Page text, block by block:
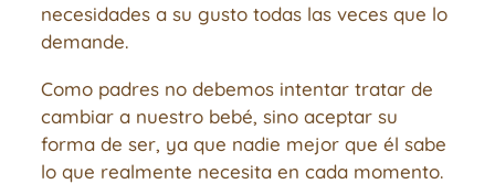
necesidades a su gusto todas las veces que lo
demande.
Como padres no debemos intentar tratar de
cambiar a nuestro bebé, sino aceptar su
forma de ser, ya que nadie mejor que él sabe
lo que realmente necesita en cada momento.